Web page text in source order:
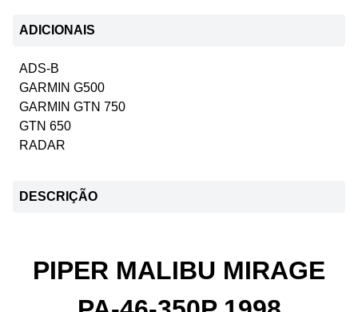
ADICIONAIS
ADS-B
GARMIN G500
GARMIN GTN 750
GTN 650
RADAR
DESCRIÇÃO
PIPER MALIBU MIRAGE